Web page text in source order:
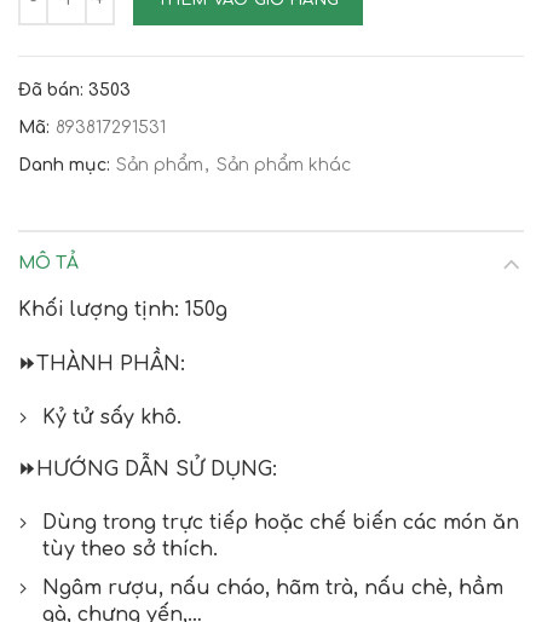
Đã bán: 3503
Mã: 893817291531
Danh mục: Sản phẩm , Sản phẩm khác
MÔ TẢ
Khối lượng tịnh: 150g
⏩THÀNH PHẦN:
Kỷ tử sấy khô.
⏩HƯỚNG DẪN SỬ DỤNG:
Dùng trong trực tiếp hoặc chế biến các món ăn
tùy theo sở thích.
Ngâm rượu, nấu cháo, hãm trà, nấu chè, hầm
gà, chưng yến,…